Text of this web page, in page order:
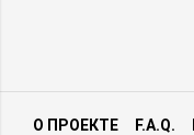
О ПРОЕКТЕ F.A.Q.